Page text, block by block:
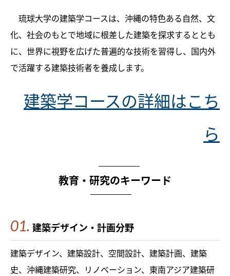
琉球大学の建築学コースは、沖縄の特色ある自然、文
化、社会のもとで地域に根差した建築を探求するととも
に、世界に視野を広げた普遍的な技術を習得し、国内外
で活躍する建築技術者を養成します。
建築学コースの詳細はこち
ら
教育・研究のキーワード
建築デザイン・計画分野
建築デザイン、建築設計、空間設計、建築計画、建築
史、沖縄建築研究、リノベーション、東南アジア建築研